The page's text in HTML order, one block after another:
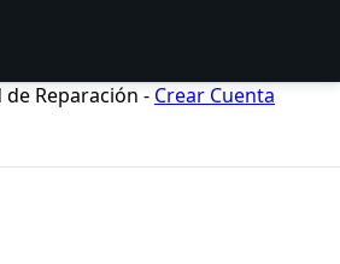
Reparación - Crear Cuenta